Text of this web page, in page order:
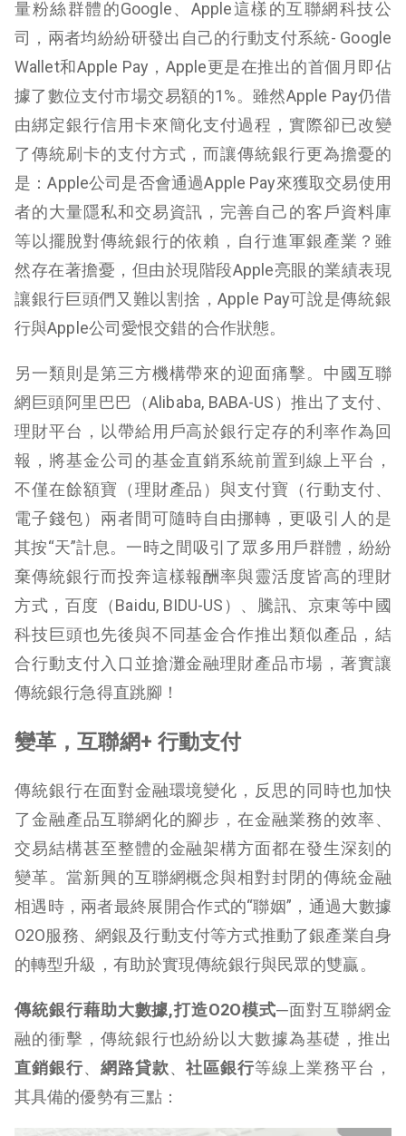
量粉絲群體的Google、Apple這樣的互聯網科技公
司，兩者均紛紛研發出自己的行動支付系統- Google
Wallet和Apple Pay，Apple更是在推出的首個月即佔
據了數位支付市場交易額的1%。雖然Apple Pay仍借
由綁定銀行信用卡來簡化支付過程，實際卻已改變
了傳統刷卡的支付方式，而讓傳統銀行更為擔憂的
是：Apple公司是否會通過Apple Pay來獲取交易使用
者的大量隱私和交易資訊，完善自己的客戶資料庫
等以擺脫對傳統銀行的依賴，自行進軍銀產業？雖
然存在著擔憂，但由於現階段Apple亮眼的業績表現
讓銀行巨頭們又難以割捨，Apple Pay可說是傳統銀
行與Apple公司愛恨交錯的合作狀態。
另一類則是第三方機構帶來的迎面痛擊。中國互聯
網巨頭阿里巴巴（Alibaba, BABA-US）推出了支付、
理財平台，以帶給用戶高於銀行定存的利率作為回
報，將基金公司的基金直銷系統前置到線上平台，
不僅在餘額寶（理財產品）與支付寶（行動支付、
電子錢包）兩者間可隨時自由挪轉，更吸引人的是
其按“天”計息。一時之間吸引了眾多用戶群體，紛紛
棄傳統銀行而投奔這樣報酬率與靈活度皆高的理財
方式，百度（Baidu, BIDU-US）、騰訊、京東等中國
科技巨頭也先後與不同基金合作推出類似產品，結
合行動支付入口並搶灘金融理財產品市場，著實讓
傳統銀行急得直跳腳！
變革，互聯網+ 行動支付
傳統銀行在面對金融環境變化，反思的同時也加快
了金融產品互聯網化的腳步，在金融業務的效率、
交易結構甚至整體的金融架構方面都在發生深刻的
變革。當新興的互聯網概念與相對封閉的傳統金融
相遇時，兩者最終展開合作式的“聯姻”，通過大數據
O2O服務、網銀及行動支付等方式推動了銀產業自身
的轉型升級，有助於實現傳統銀行與民眾的雙贏。
傳統銀行藉助大數據,打造O2O模式─面對互聯網金
融的衝擊，傳統銀行也紛紛以大數據為基礎，推出
直銷銀行、 網路貸款、社區銀行等線上業務平台，
其具備的優勢有三點：